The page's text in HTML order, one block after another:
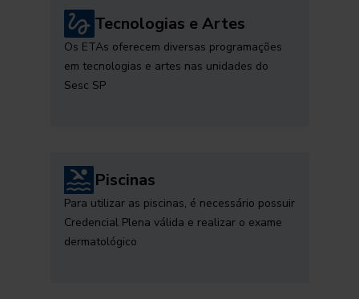
Tecnologias e Artes
Os ETAs oferecem diversas programações
em tecnologias e artes nas unidades do
Sesc SP
Piscinas
Para utilizar as piscinas, é necessário possuir
Credencial Plena válida e realizar o exame
dermatológico